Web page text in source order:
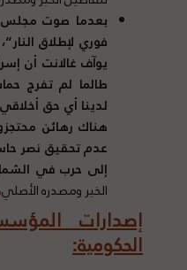
بعدما صوت مجلس
فوري لإطلاق النار“
يوآف غالانت أن
طالما لم تفرج
لدينا أي حق
هناك رهائن
عدم تحقيق نصر
إلى حرب في
الخبر ومصدره الأصلي،
إصدارات
الحكومية: